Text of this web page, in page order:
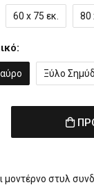
60 x 75 εκ. 80
Ξύλο
μοντέρνο στυλ